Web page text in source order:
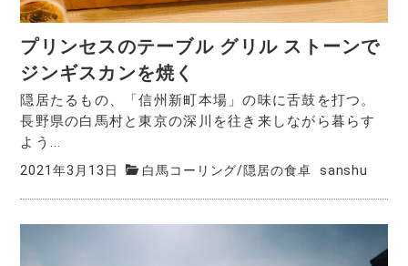
プリンセスのテーブル グリル ストーンで
ジンギスカンを焼く
隠居たるもの、「信州新町本場」の味に舌鼓を打つ。
長野県の白馬村と東京の深川を往き来しながら暮らす
よう...
2021年3月13日 白馬コーリング/隠居の食卓 sanshu